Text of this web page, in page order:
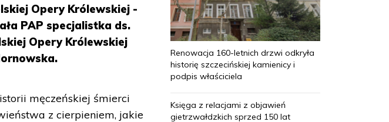
Opery Królewskiej -
PAP specjalistka ds.
Opery Królewskiej
męczeńskiej śmierci
z cierpieniem, jakie
Renowacja 160-letnich drzwi odkryła
historię szczecińskiej kamienicy i
podpis właściciela
Księga z relacjami z objawień
gietrzwałdzkich sprzed 150 lat